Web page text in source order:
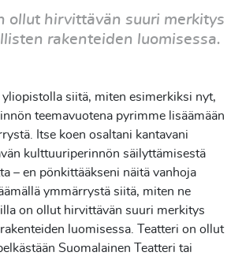
ollut hirvittävän suuri merkitys
rakenteiden luomisessa.
siitä, miten esimerkiksi nyt,
teemavuotena pyrimme lisäämään
Itse koen osaltani kantavani
kulttuuriperinnön säilyttämisestä
– en pönkittääkseni näitä vanhoja
ymmärrystä siitä, miten ne
on ollut hirvittävän suuri merkitys
luomisessa. Teatteri on ollut
Suomalainen Teatteri tai